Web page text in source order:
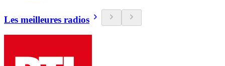
Les meilleures radios